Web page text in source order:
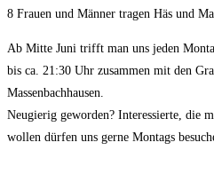
8 Frauen und Männer tragen Häs und
Ab Mitte Juni trifft man uns jeden
bis ca. 21:30 Uhr zusammen mit den
Massenbachhausen.
Neugierig geworden? Interessierte, die
wollen dürfen uns gerne Montags